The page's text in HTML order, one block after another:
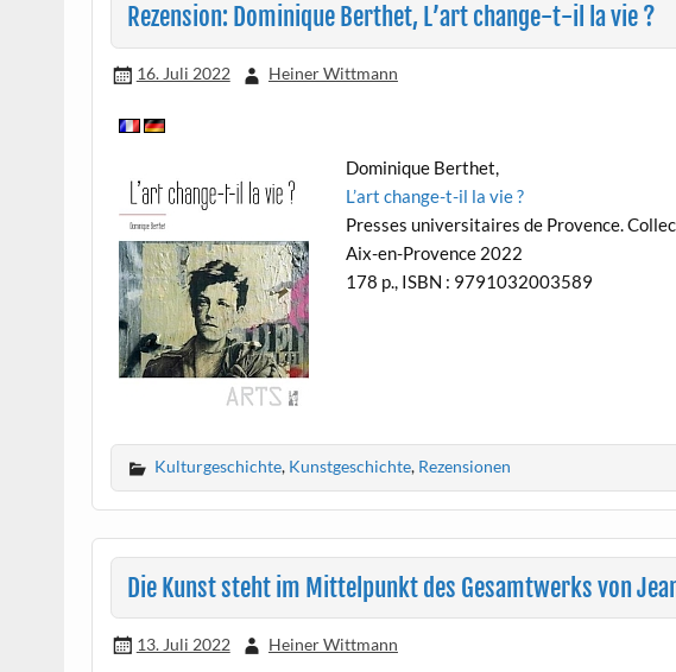
Rezension: Dominique Berthet, L’art change-t-il la vie ?
16. Juli 2022 Heiner Wittmann
Dominique Berthet,
L’art change-t-il la vie ?
Presses universitaires de Provence.
Aix-en-Provence 2022
178 p., ISBN : 9791032003589
Kulturgeschichte, Kunstgeschichte, Rezensionen
Die Kunst steht im Mittelpunkt des Gesamtwerks von
13. Juli 2022 Heiner Wittmann